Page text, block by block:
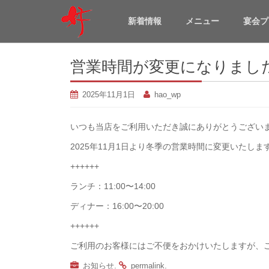
新着情報 メニュー 宴会
営業時間が変更になりまし
2025年11月1日 hao_wp
いつも当店をご利用いただき誠にありがとうござい
2025年11月1日より冬季の営業時間に変更いたします
++++++
ランチ：11:00〜14:00
ディナー：16:00〜20:00
++++++
ご利用のお客様にはご不便をおかけいたしますが、
お知らせ permalink